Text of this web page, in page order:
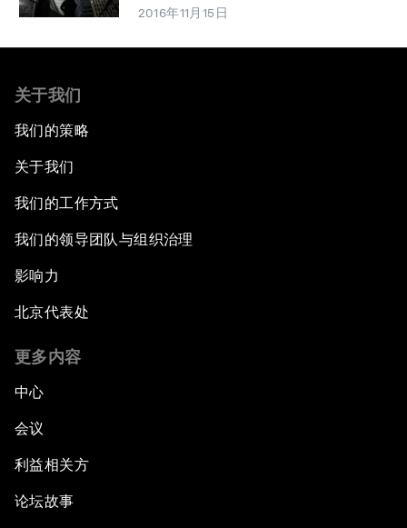
2016年11月15日
关于我们
我们的策略
关于我们
我们的工作方式
我们的领导团队与组织治理
影响力
北京代表处
更多内容
中心
会议
利益相关方
论坛故事